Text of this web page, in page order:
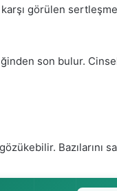
karşı görülen
son bulur.
Bazılarını